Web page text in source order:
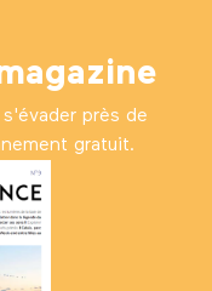
près de
gratuit.